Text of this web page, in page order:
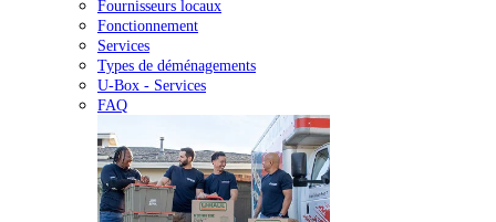
Fournisseurs locaux
Fonctionnement
Services
Types de déménagements
U-Box - Services
FAQ